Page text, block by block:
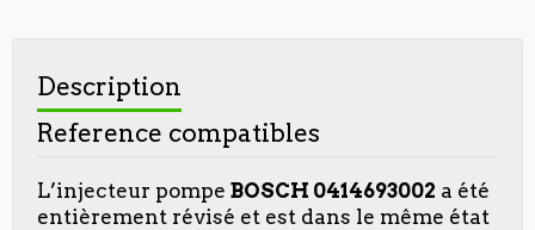
Description
Reference compatibles
L’injecteur pompe BOSCH 0414693002 a été
entièrement révisé et est dans le même état